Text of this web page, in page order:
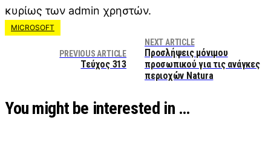
κυρίως των admin χρηστών.
MICROSOFT
PREVIOUS ARTICLE
Τεύχος 313
NEXT ARTICLE
Προσλήψεις μόνιμου
προσωπικού για τις ανάγκες
περιοχών Natura
You might be interested in …